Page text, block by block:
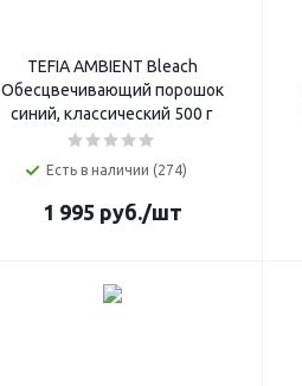
TEFIA AMBIENT Bleach
Обесцвечивающий порошок
синий, классический 500 г
Есть в наличии (274)
1 995 руб./шт